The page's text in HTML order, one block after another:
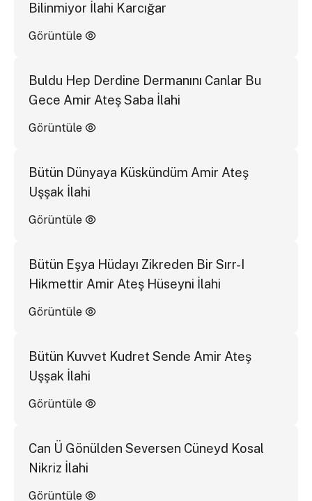
Bilinmiyor İlahi Karcığar
Görüntüle
Buldu Hep Derdine Dermanını Canlar Bu
Gece Amir Ateş Saba İlahi
Görüntüle
Bütün Dünyaya Küskündüm Amir Ateş
Uşşak İlahi
Görüntüle
Bütün Eşya Hüdayı Zikreden Bir Sırr-I
Hikmettir Amir Ateş Hüseyni İlahi
Görüntüle
Bütün Kuvvet Kudret Sende Amir Ateş
Uşşak İlahi
Görüntüle
Can Ü Gönülden Seversen Cüneyd Kosal
Nikriz İlahi
Görüntüle